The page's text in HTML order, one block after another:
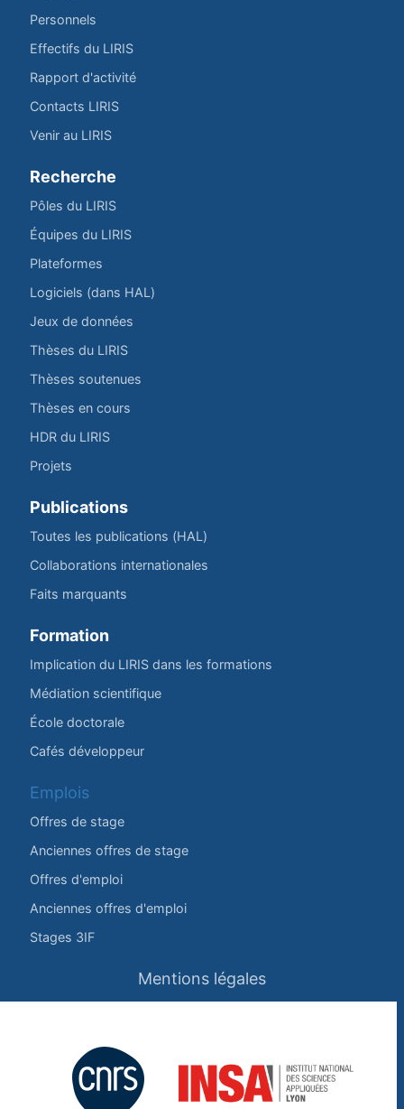
Personnels
Effectifs du LIRIS
Rapport d'activité
Contacts LIRIS
Venir au LIRIS
Recherche
Pôles du LIRIS
Équipes du LIRIS
Plateformes
Logiciels (dans HAL)
Jeux de données
Thèses du LIRIS
Thèses soutenues
Thèses en cours
HDR du LIRIS
Projets
Publications
Toutes les publications (HAL)
Collaborations internationales
Faits marquants
Formation
Implication du LIRIS dans les formations
Médiation scientifique
École doctorale
Cafés développeur
Emplois
Offres de stage
Anciennes offres de stage
Offres d'emploi
Anciennes offres d'emploi
Stages 3IF
Mentions légales